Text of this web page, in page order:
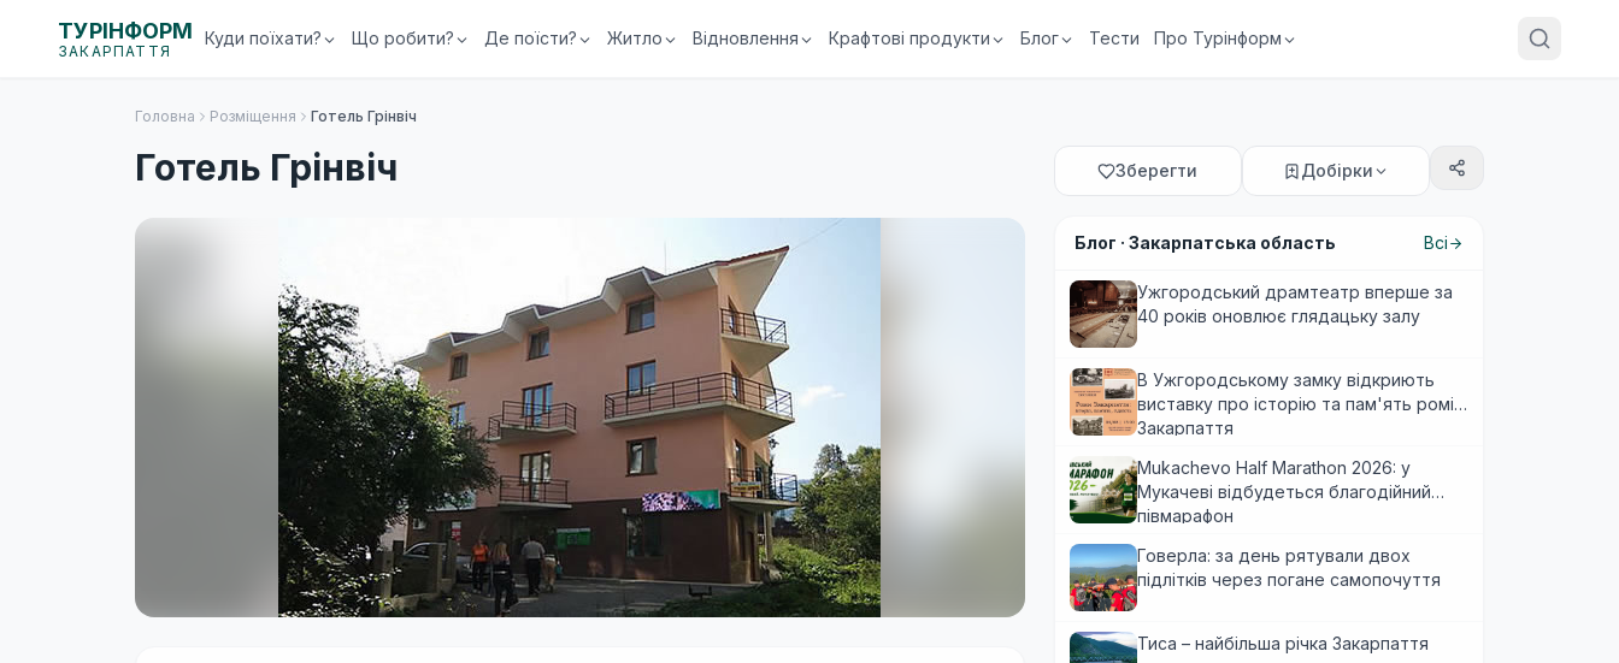
ТУРІНФОРМ
ЗАКАРПАТТЯ
Куди поїхати? Що робити? Де поїсти? Житло Відновлення Крафтові продукти Блог Тести Про Турінформ
Головна Розміщення Готель Грінвіч
Готель Грінвіч Зберегти Добірки
Блог · Закарпатська область Всі
Ужгородський драмтеатр вперше за
40 років оновлює глядацьку залу
В Ужгородському замку відкриють
виставку про історію та пам'ять ромів
Закарпаття
Mukachevo Half Marathon 2026: у
Мукачеві відбудеться благодійний
півмарафон
Говерла: за день рятували двох
підлітків через погане самопочуття
Тиса – найбільша річка Закарпаття